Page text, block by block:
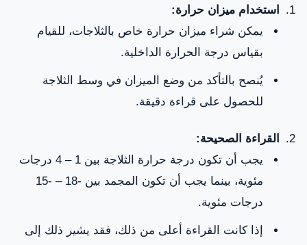
استخدام ميزان حرارة:
يمكن شراء ميزان حرارة خاص بالثلاجات، للقيام
بقياس درجة الحرارة الداخلية.
يُنصح بالتأكد من وضع الميزان في وسط الثلاجة
للحصول على قراءة دقيقة.
القراءة الصحيحة:
يجب أن تكون درجة حرارة الثلاجة بين 1 – 4 درجات
مئوية، بينما يجب أن تكون المجمد بين -18 – -15
درجات مئوية.
إذا كانت القراءة أعلى من ذلك، فقد يشير ذلك إلى